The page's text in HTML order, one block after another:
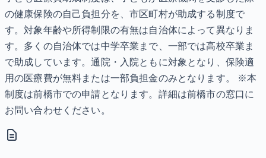
の健康保険の自己負担分を、市区町村が助成する制度で
す。対象年齢や所得制限の有無は自治体によって異なりま
す。多くの自治体では中学卒業まで、一部では高校卒業ま
で助成しています。通院・入院ともに対象となり、保険適
用の医療費が無料または一部負担金のみとなります。 ※本
制度は前橋市での申請となります。詳細は前橋市の窓口に
お問い合わせください。